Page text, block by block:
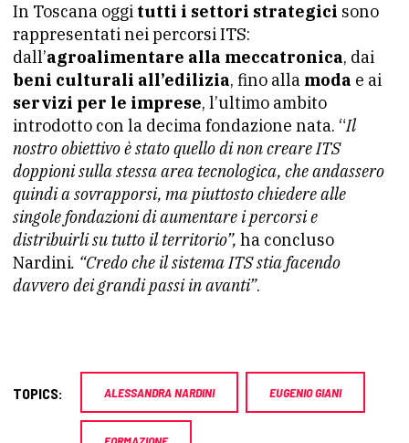
In Toscana oggi tutti i settori strategici sono
rappresentati nei percorsi ITS:
dall’agroalimentare alla meccatronica, dai
beni culturali all’edilizia, fino alla moda e ai
servizi per le imprese, l’ultimo ambito
introdotto con la decima fondazione nata. “Il
nostro obiettivo è stato quello di non creare ITS
doppioni sulla stessa area tecnologica, che andassero
quindi a sovrapporsi, ma piuttosto chiedere alle
singole fondazioni di aumentare i percorsi e
distribuirli su tutto il territorio”, ha concluso
Nardini. “Credo che il sistema ITS stia facendo
davvero dei grandi passi in avanti”.
TOPICS: ALESSANDRA NARDINI EUGENIO GIANI